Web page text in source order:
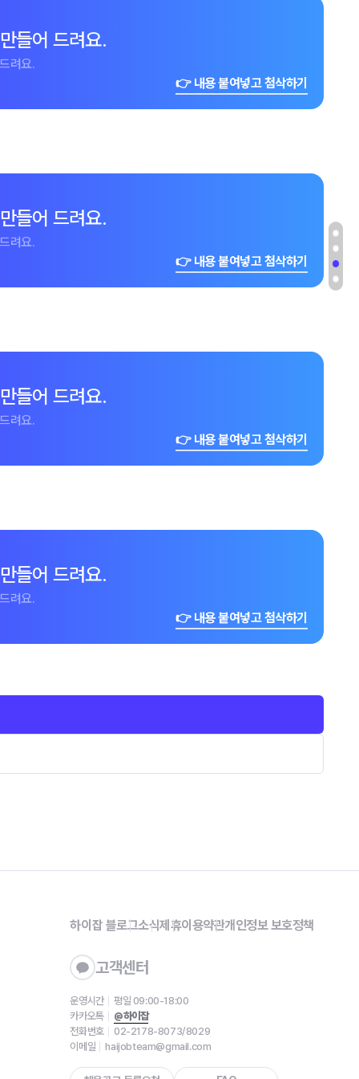
들어 드려요.
려요.
👉 내용 붙여넣고 첨삭하기
들어 드려요.
려요.
👉 내용 붙여넣고 첨삭하기
들어 드려요.
려요.
👉 내용 붙여넣고 첨삭하기
들어 드려요.
려요.
👉 내용 붙여넣고 첨삭하기
하이잡 블로그소식제휴이용약관개인정보 보호정책
고객센터
운영시간
평일 09:00-18:00
카카오톡
@하이잡
전화번호
02-2178-8073/8029
이메일
haijobteam@gmail.com